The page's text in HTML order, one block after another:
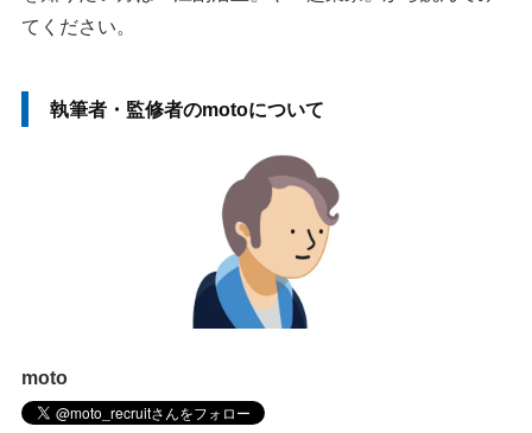
てください。
執筆者・監修者のmotoについて
moto